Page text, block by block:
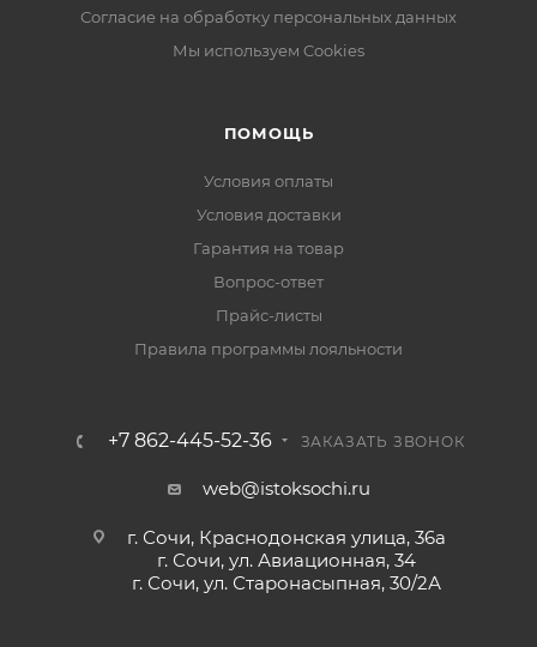
Согласие на обработку персональных данных
Мы используем Cookies
ПОМОЩЬ
Условия оплаты
Условия доставки
Гарантия на товар
Вопрос-ответ
Прайс-листы
Правила программы лояльности
+7 862-445-52-36 ЗАКАЗАТЬ ЗВОНОК
web@istoksochi.ru
г. Сочи, Краснодонская улица, 36а
г. Сочи, ул. Авиационная, 34
г. Сочи, ул. Старонасыпная, 30/2А